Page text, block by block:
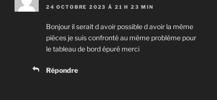
24 OCTOBRE 2023 À 21 H 23 MIN
Bonjour il serait d avoir possible d avoir la même
pièces je suis confronté au même problème pour
le tableau de bord épuré merci
Répondre